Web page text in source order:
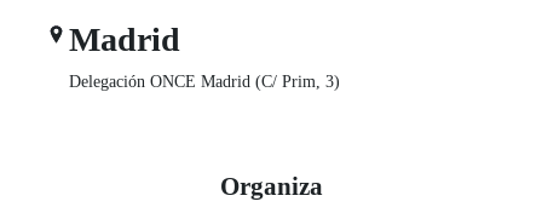
Madrid
Delegación ONCE Madrid (C/ Prim, 3)
Organiza